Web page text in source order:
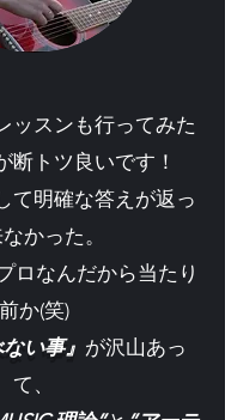
ッスンも行ってみた
断トツ良いです！
て明確な答えが返っ
かった。
ロなんだから当たり
前か(笑)
い事』 が沢山あっ
て、